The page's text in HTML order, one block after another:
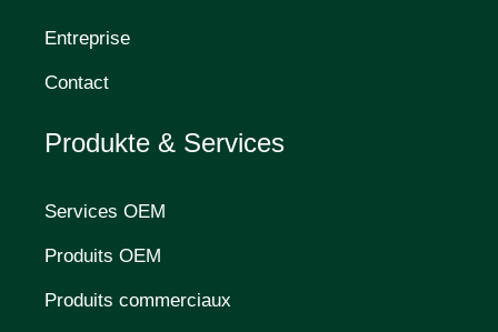
Entreprise
Contact
Produkte & Services
Services OEM
Produits OEM
Produits commerciaux